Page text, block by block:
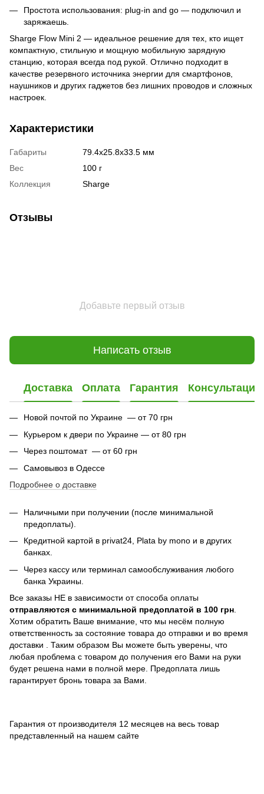
Простота использования: plug-in and go — подключил и
заряжаешь.
Sharge Flow Mini 2 — идеальное решение для тех, кто ищет
компактную, стильную и мощную мобильную зарядную
станцию, которая всегда под рукой. Отлично подходит в
качестве резервного источника энергии для смартфонов,
наушников и других гаджетов без лишних проводов и сложных
настроек.
Характеристики
Габариты
79.4x25.8x33.5 мм
Вес
100 г
Коллекция
Sharge
Отзывы
Добавьте первый отзыв
Написать отзыв
Доставка Оплата Гарантия Консультация
Новой почтой по Украине — от 70 грн
Курьером к двери по Украине — от 80 грн
Через поштомат — от 60 грн
Самовывоз в Одессе
Подробнее о доставке
Наличными при получении (после минимальной
предоплаты).
Кредитной картой в privat24, Plata by mono и в других
банках.
Через кассу или терминал самообслуживания любого
банка Украины.
Все заказы НЕ в зависимости от способа оплаты
отправляются с минимальной предоплатой в 100 грн
Хотим обратить Ваше внимание, что мы несём полную
ответственность за состояние товара до отправки и во время
доставки . Таким образом Вы можете быть уверены, что
любая проблема с товаром до получения его Вами на руки
будет решена нами в полной мере. Предоплата лишь
гарантирует бронь товара за Вами.
Гарантия от производителя 12 месяцев на весь товар
представленный на нашем сайте